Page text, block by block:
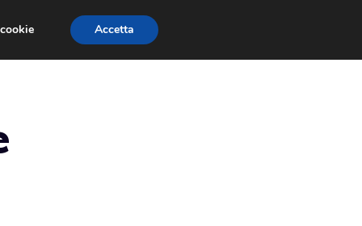
EVENTI E FIERE
Accetta